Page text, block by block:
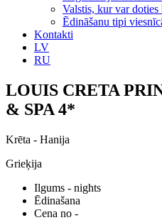
Valstis, kur var doties
Ēdināšanu tipi
Kontakti
LV
RU
LOUIS CRETA
& SPA 4*
Krēta - Hanija
Grieķija
Ilgums - nights
Ēdinašana
Cena no -